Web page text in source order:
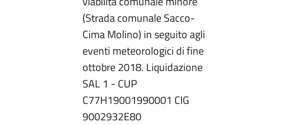
(Strada comunale Sacco-
Cima Molino) in seguito agli
eventi meteorologici di fine
ottobre 2018. Liquidazione
SAL 1 - CUP
C77H19001990001 CIG
9002932E80